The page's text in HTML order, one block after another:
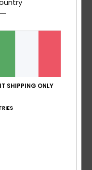
L'unico
due taglie in meno.
IT SHIPPING ONLY